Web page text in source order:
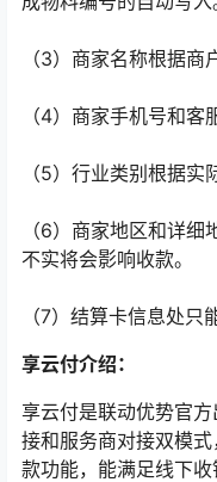
（3）商家名称根据商
（4）商家手机号和客
（5）行业类别根据实
（6）商家地区和详
不实将会影响收款。
（7）结算卡信息处只
享云付介绍：
享云付是联动优势官
接和服务商对接双模
款功能，能满足线下